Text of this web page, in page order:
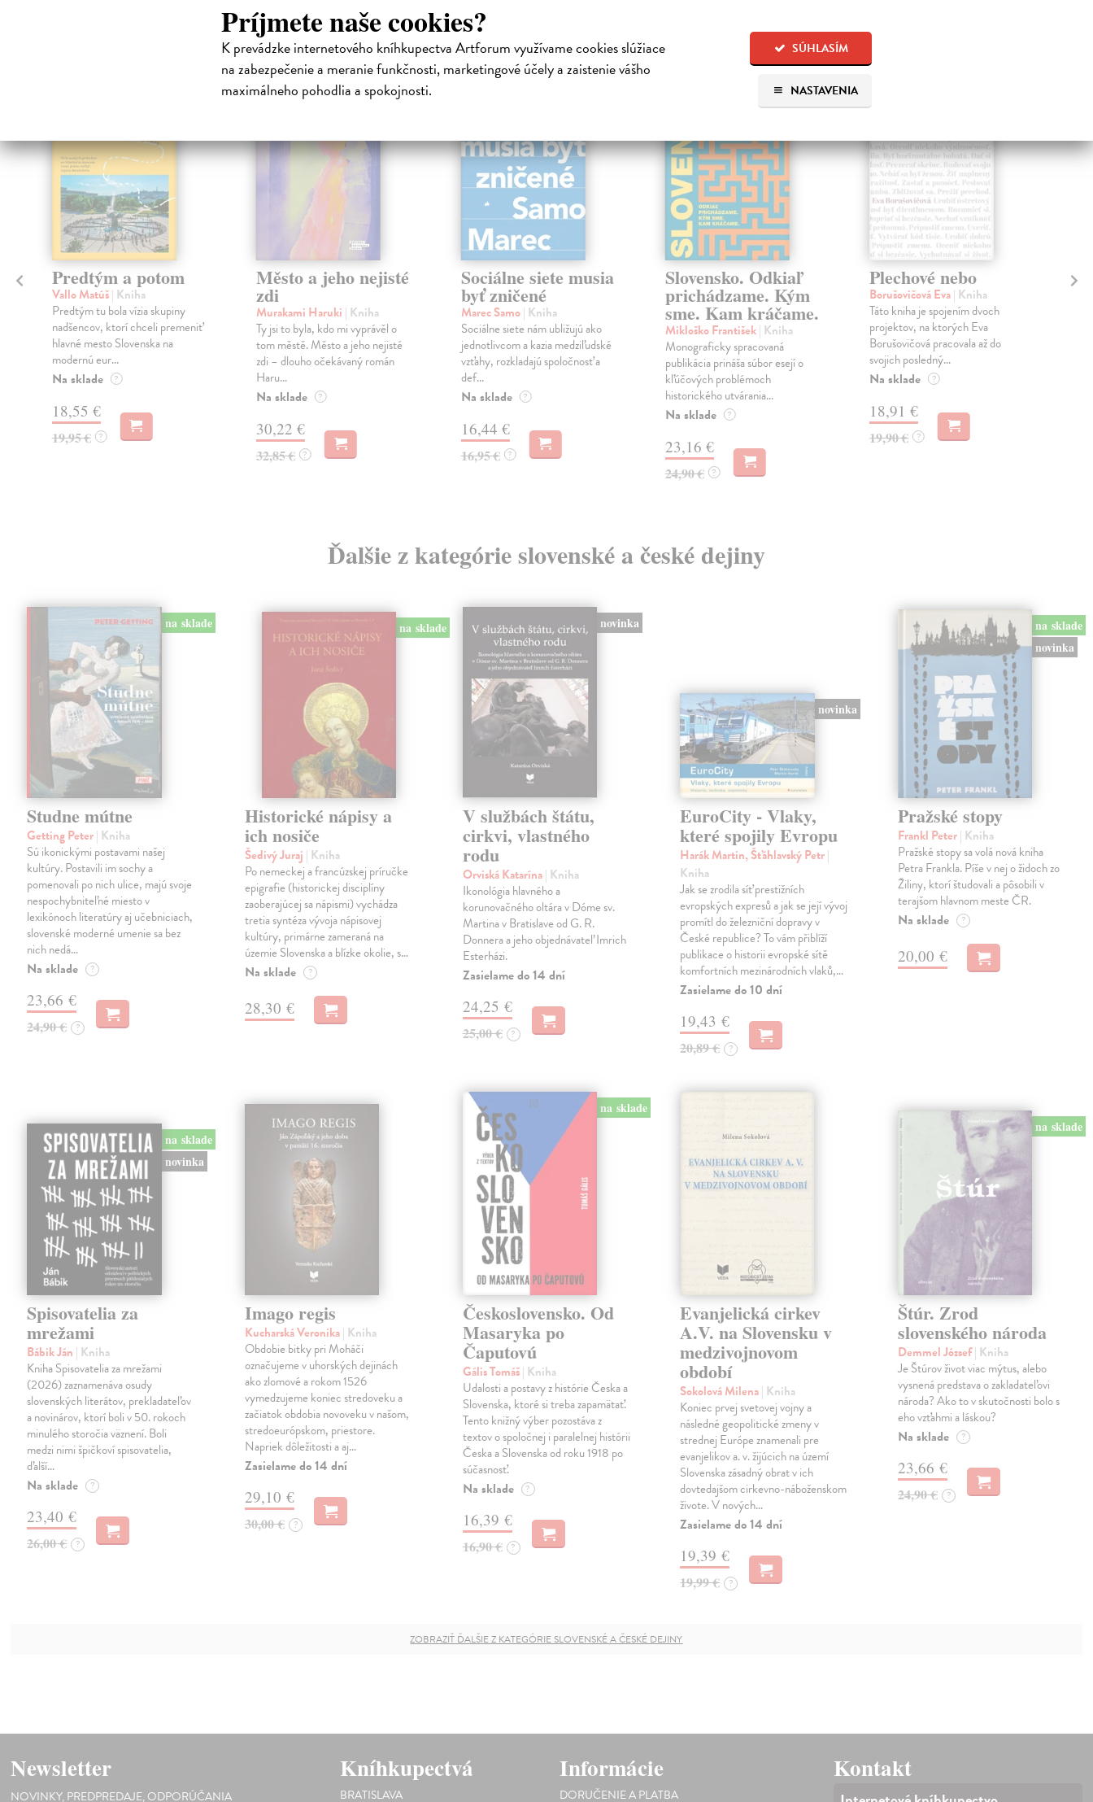
Príjmete naše cookies?
K prevádzke internetového kníhkupectva Artforum využívame cookies slúžiace
na zabezpečenie a meranie funkčnosti, marketingové účely a zaistenie vášho
maximálneho pohodlia a spokojnosti.
SÚHLASÍM
NASTAVENIA
Čitatelia s podobným vkusom si kúpili aj:
na sklade
Predtým a potom
Vallo Matúš| Kniha
Predtým tu bola vízia skupiny
nadšencov, ktorí chceli premeniť
hlavné mesto Slovenska na
modernú eur...
Na sklade ?
18,55 €
19,95 € ?
na sklade
novinka
Město a jeho nejisté
zdi
Murakami Haruki | Kniha
Ty jsi to byla, kdo mi vyprávěl o
tom městě. Město a jeho nejisté
zdi – dlouho očekávaný román
Haru...
Na sklade ?
30,22 €
32,85 € ?
na sklade
Sociálne siete musia
byť zničené
Marec Samo| Kniha
Sociálne siete nám ubližujú ako
jednotlivcom a kazia medziľudské
vzťahy, rozkladajú spoločnosť a
def...
Na sklade ?
16,44 €
16,95 € ?
Slovensko. Odkiaľ
prichádzame. Kým
sme. Kam kráčame.
Mikloško František| Kniha
Monograficky spracovaná
publikácia prináša súbor esejí o
kľúčových problémoch
historického utvárania...
Na sklade ?
23,16 €
24,90 € ?
Plechové nebo
Borušovičová Eva| Kniha
Táto kniha je spojením dvoch
projektov, na ktorých Eva
Borušovičová pracovala až do
svojich posledný...
Na sklade ?
18,91 €
19,90 € ?
Ďalšie z kategórie slovenské a české dejiny
na sklade
Studne mútne
Getting Peter| Kniha
Sú ikonickými postavami našej
kultúry. Postavili im sochy a
pomenovali po nich ulice, majú svoje
nespochybniteľné miesto v
lexikónoch literatúry aj učebniciach,
slovenské moderné umenie sa bez
nich nedá…
Na sklade ?
23,66 €
24,90 € ?
na sklade
Historické nápisy a
ich nosiče
Šedivý Juraj | Kniha
Po nemeckej a francúzskej príručke
epigrafie (historickej disciplíny
zaoberajúcej sa nápismi) vychádza
tretia syntéza vývoja nápisovej
kultúry, primárne zameraná na
územie Slovenska a blízke okolie, s…
Na sklade ?
28,30 €
novinka
V službách štátu,
cirkvi, vlastného
rodu
Orviská Katarína| Kniha
Ikonológia hlavného a
korunovačného oltára v Dóme sv.
Martina v Bratislave od G. R.
Donnera a jeho objednávateľ Imrich
Esterházi.
Zasielame do 14 dní
24,25 €
25,00 € ?
novinka
EuroCity - Vlaky,
které spojily Evropu
Harák Martin, Šťáhlavský Petr|
Kniha
Jak se zrodila síť prestižních
evropských expresů a jak se její vývoj
promítl do železniční dopravy v
České republice? To vám přiblíží
publikace o historii evropské sítě
komfortních mezinárodních vlaků,…
Zasielame do 10 dní
19,43 €
20,89 € ?
na sklade
novinka
Pražské stopy
Frankl Peter| Kniha
Pražské stopy sa volá nová kniha
Petra Frankla. Píše v nej o židoch zo
Žiliny, ktorí študovali a pôsobili v
terajšom hlavnom meste ČR.
Na sklade ?
20,00 €
na sklade
novinka
Spisovatelia za
mrežami
Bábik Ján | Kniha
Kniha Spisovatelia za mrežami
(2026) zaznamenáva osudy
slovenských literátov, prekladateľov
a novinárov, ktorí boli v 50. rokoch
minulého storočia väznení. Boli
medzi nimi špičkoví spisovatelia,
ďalší…
Na sklade ?
23,40 €
26,00 € ?
Imago regis
Kucharská Veronika| Kniha
Obdobie bitky pri Moháči
označujeme v uhorských dejinách
ako zlomové a rokom 1526
vymedzujeme koniec stredoveku a
začiatok obdobia novoveku v našom,
stredoeurópskom, priestore.
Napriek dôležitosti a aj…
Zasielame do 14 dní
29,10 €
30,00 € ?
na sklade
Československo. Od
Masaryka po
Čaputovú
Gális Tomáš| Kniha
Udalosti a postavy z histórie Česka a
Slovenska, ktoré si treba zapamätať.
Tento knižný výber pozostáva z
textov o spoločnej i paralelnej histórii
Česka a Slovenska od roku 1918 po
súčasnosť.
Na sklade ?
16,39 €
16,90 € ?
Evanjelická cirkev
A.V. na Slovensku v
medzivojnovom
období
Sokolová Milena| Kniha
Koniec prvej svetovej vojny a
následné geopolitické zmeny v
strednej Európe znamenali pre
evanjelikov a. v. žijúcich na území
Slovenska zásadný obrat v ich
dovtedajšom cirkevno-náboženskom
živote. V nových…
Zasielame do 14 dní
19,39 €
19,99 € ?
na sklade
Štúr. Zrod
slovenského národa
Demmel József| Kniha
Je Štúrov život viac mýtus, alebo
vysnená predstava o zakladateľovi
národa? Ako to v skutočnosti bolo s
eho vzťahmi a láskou?
Na sklade ?
23,66 €
24,90 € ?
ZOBRAZIŤ ĎALŠIE Z KATEGÓRIE SLOVENSKÉ A ČESKÉ DEJINY
Newsletter
NOVINKY, PREDPREDAJE, ODPORÚČANIA
Kníhkupectvá
BRATISLAVA
Informácie
DORUČENIE A PLATBA
Kontakt